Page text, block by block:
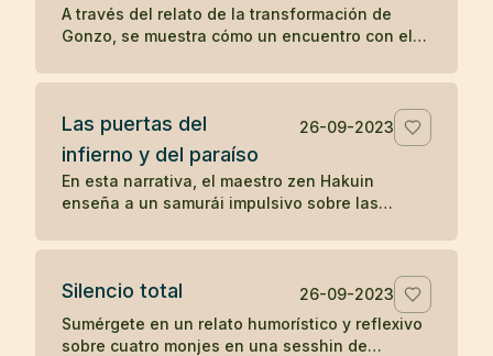
A través del relato de la transformación de
Gonzo, se muestra cómo un encuentro con el
colérico barquero, ilustrando el poder del buen
positivo en otros.
Las puertas del
infierno y del paraíso
26-09-2023
En esta narrativa, el maestro zen Hakuin
enseña a un samurái impulsivo sobre las
cómo nuestras reacciones y estados mentales
tormento.
Silencio total
26-09-2023
Sumérgete en un relato humorístico y reflexivo
sobre cuatro monjes en una sesshin de